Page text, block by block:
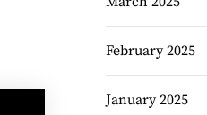
February 2025
January 2025